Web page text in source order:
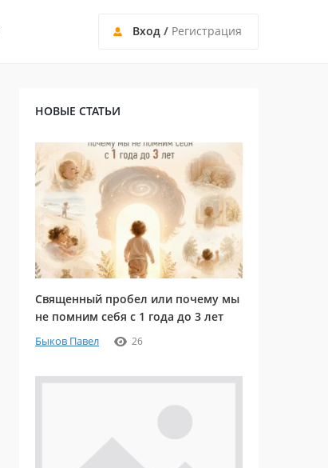
Вход / Регистрация
НОВЫЕ СТАТЬИ
Священный пробел или почему мы
не помним себя с 1 года до 3 лет
Быков Павел 26